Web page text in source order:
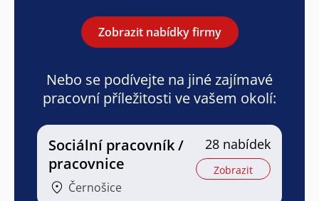
Zobrazit nabídky firmy
Nebo se podívejte na jiné zajímavé
pracovní příležitosti ve vašem okolí:
Sociální pracovník /
pracovnice
Černošice
28 nabídek
Zobrazit